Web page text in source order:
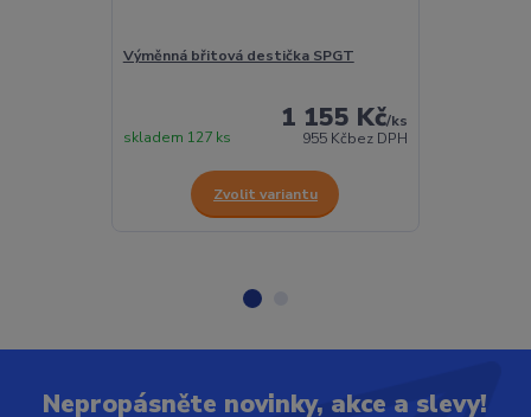
Výměnná břitová destička SPGT
1 155 Kč/ks
955 Kčbez DPH
skladem 127 ks
Zvolit variantu
Nepropásněte novinky, akce a slevy!